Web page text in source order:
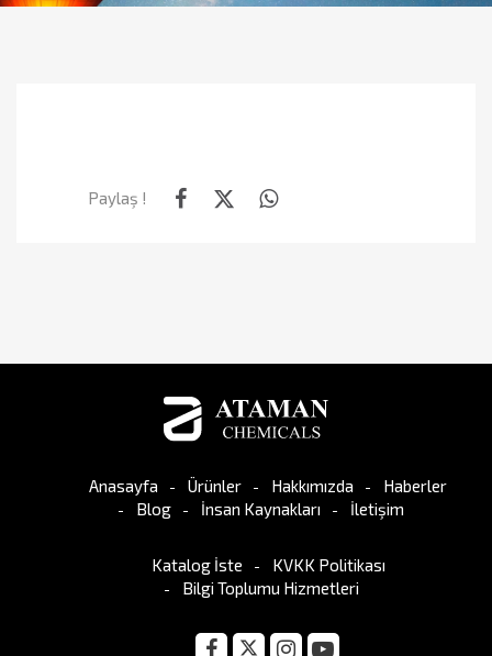
Paylaş !
Anasayfa Ürünler Hakkımızda
Haberler
Blog
İnsan Kaynakları İletişim
Katalog İste
KVKK Politikası
Bilgi Toplumu Hizmetleri